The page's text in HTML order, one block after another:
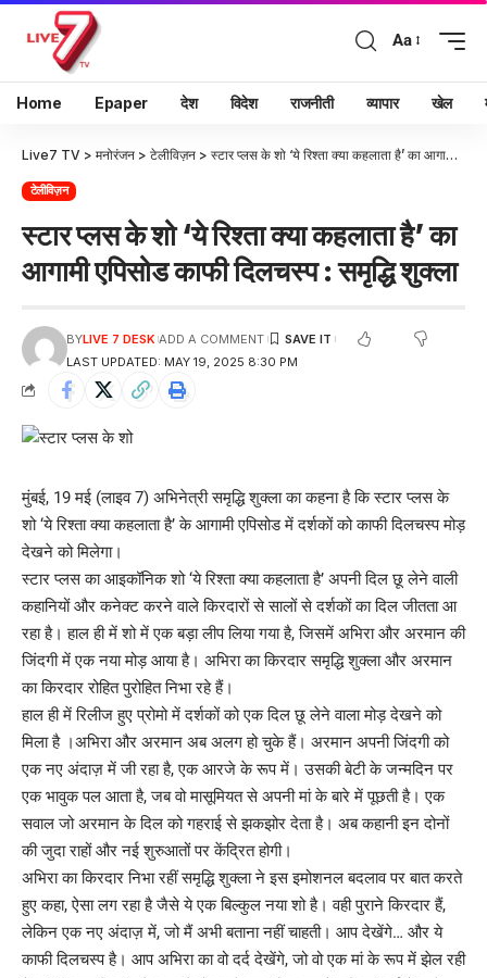
Aa
Home Epaper देश विदेश राजनीती व्यापार खेल
Live7 TV > मनोरंजन > टेलीविज़न > स्टार प्लस के शो ‘ये रिश्ता क्या कहलाता है’ का आगामी एपिसोड काफी दिलचस्प : समृद्धि शुक्ला
टेलीविज़न
स्टार प्लस के शो ‘ये रिश्ता क्या कहलाता है’ का
आगामी एपिसोड काफी दिलचस्प : समृद्धि शुक्ला
LAST UPDATED: MAY 19, 2025 8:30 PM
BYLIVE 7 DESK ADD A COMMENT
मुंबई, 19 मई (लाइव 7) अभिनेत्री समृद्धि शुक्ला का कहना है कि स्टार प्लस के
शो ‘ये रिश्ता क्या कहलाता है’ के आगामी एपिसोड में दर्शकों को काफी दिलचस्प मोड़
देखने को मिलेगा।
स्टार प्लस का आइकॉनिक शो ‘ये रिश्ता क्या कहलाता है’ अपनी दिल छू लेने वाली
कहानियों और कनेक्ट करने वाले किरदारों से सालों से दर्शकों का दिल जीतता आ
रहा है। हाल ही में शो में एक बड़ा लीप लिया गया है, जिसमें अभिरा और अरमान की
जिंदगी में एक नया मोड़ आया है। अभिरा का किरदार समृद्धि शुक्ला और अरमान
का किरदार रोहित पुरोहित निभा रहे हैं।
हाल ही में रिलीज हुए प्रोमो में दर्शकों को एक दिल छू लेने वाला मोड़ देखने को
मिला है ।अभिरा और अरमान अब अलग हो चुके हैं। अरमान अपनी जिंदगी को
एक नए अंदाज़ में जी रहा है, एक आरजे के रूप में। उसकी बेटी के जन्मदिन पर
एक भावुक पल आता है, जब वो मासूमियत से अपनी मां के बारे में पूछती है। एक
सवाल जो अरमान के दिल को गहराई से झकझोर देता है। अब कहानी इन दोनों
की जुदा राहों और नई शुरुआतों पर केंद्रित होगी।
अभिरा का किरदार निभा रहीं समृद्धि शुक्ला ने इस इमोशनल बदलाव पर बात करते
हुए कहा, ऐसा लग रहा है जैसे ये एक बिल्कुल नया शो है। वही पुराने किरदार हैं,
लेकिन एक नए अंदाज़ में, जो मैं अभी बताना नहीं चाहती। आप देखेंगे… और ये
काफी दिलचस्प है। आप अभिरा का वो दर्द देखेंगे, जो वो एक मां के रूप में झेल रही